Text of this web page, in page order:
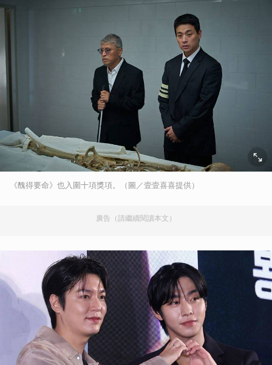
《醜得要命》也入圍十項獎項。（圖／壹壹喜喜提供）
廣告（請繼續閱讀本文）